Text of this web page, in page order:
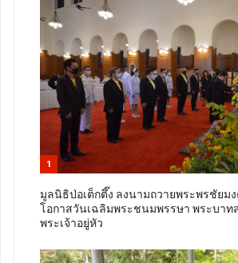
1
มูลนิธิป่อเต็กตึ๊ง ลงนามถวายพระพรชัยม
โอกาสวันเฉลิมพระชนมพรรษา พระบาท
พระเจ้าอยู่หัว